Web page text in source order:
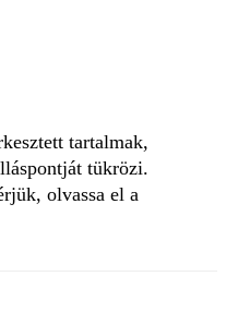
tartalmak,
tükrözi.
olvassa el a